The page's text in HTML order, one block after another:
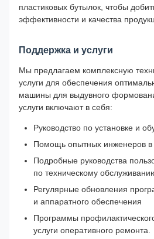
пластиковых бутылок, чтобы
эффективности и качества
Поддержка и услуги
Мы предлагаем комплексную
услуги для обеспечения
машины для выдувного
услуги включают в себя:
Руководство по установке и
Помощь опытных инженеров в
Подробные руководства
по техническому
Регулярные обновления
и аппаратного обеспечения
Программы
услуги оперативного ремонта.